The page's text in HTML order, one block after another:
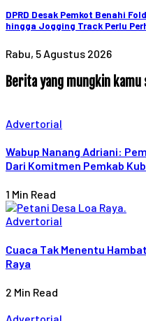
DPRD Desak Pemkot Benahi
hingga Jogging Track Perlu
Rabu, 5 Agustus 2026
Berita yang mungkin kamu
Advertorial
Wabup Nanang Adriani:
Dari Komitmen Pemkab
1 Min Read
Advertorial
Cuaca Tak Menentu
Raya
2 Min Read